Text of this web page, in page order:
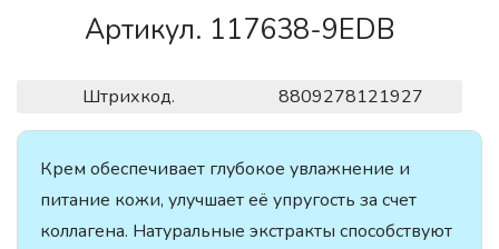
Артикул. 117638-9EDB
Штрихкод. 8809278121927
Крем обеспечивает глубокое увлажнение и
питание кожи, улучшает её упругость за счет
коллагена. Натуральные экстракты способствуют